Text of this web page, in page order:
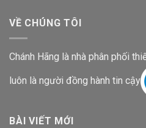
VỀ CHÚNG TÔI
Chánh Hãng là nhà phân phối
luôn là người đồng hành tin cậy
BÀI VIẾT MỚI